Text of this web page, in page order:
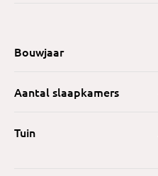
Bouwjaar
Aantal slaapkamers
Tuin